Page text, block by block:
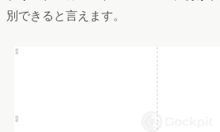
別できると言えます。